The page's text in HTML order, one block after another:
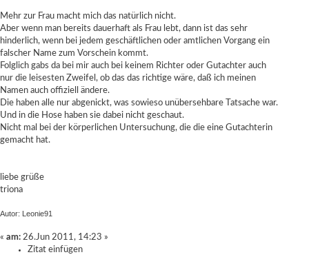
Mehr zur Frau macht mich das natürlich nicht.
Aber wenn man bereits dauerhaft als Frau lebt, dann ist das sehr
hinderlich, wenn bei jedem geschäftlichen oder amtlichen Vorgang ein
falscher Name zum Vorschein kommt.
Folglich gabs da bei mir auch bei keinem Richter oder Gutachter auch
nur die leisesten Zweifel, ob das das richtige wäre, daß ich meinen
Namen auch offiziell ändere.
Die haben alle nur abgenickt, was sowieso unübersehbare Tatsache war.
Und in die Hose haben sie dabei nicht geschaut.
Nicht mal bei der körperlichen Untersuchung, die die eine Gutachterin
gemacht hat.
liebe grüße
triona
Autor: Leonie91
« am: 26.Jun 2011, 14:23 »
Zitat einfügen